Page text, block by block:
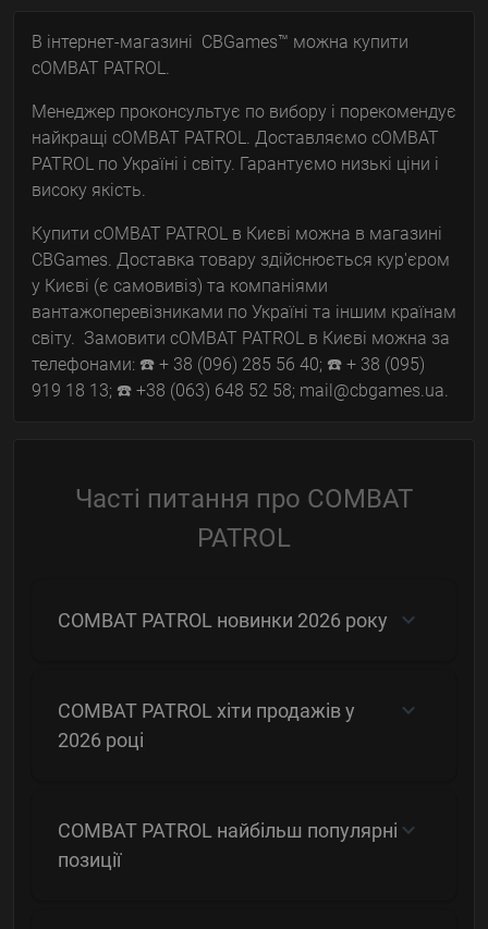
В інтернет-магазині CBGames™ можна купити
cOMBAT PATROL.
Менеджер проконсультує по вибору і порекомендує
найкращі cOMBAT PATROL. Доставляємо cOMBAT
PATROL по Україні і світу. Гарантуємо низькі ціни і
високу якість.
Купити cOMBAT PATROL в Києві можна в магазині
CBGames. Доставка товару здійснюється кур'єром
у Києві (є самовивіз) та компаніями
вантажоперевізниками по Україні та іншим країнам
світу. Замовити cOMBAT PATROL в Києві можна за
телефонами: ☎️ + 38 (096) 285 56 40; ☎️ + 38 (095)
919 18 13; ☎️ +38 (063) 648 52 58; mail@cbgames.ua.
Часті питання про COMBAT
PATROL
COMBAT PATROL новинки 2026 року
COMBAT PATROL хіти продажів у
2026 році
COMBAT PATROL найбільш популярні
позиції